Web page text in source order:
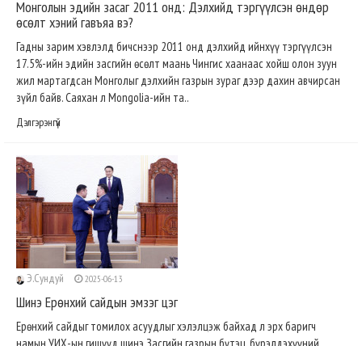
Монголын эдийн засаг 2011 онд: Дэлхийд тэргүүлсэн өндөр
өсөлт хэний гавъяа вэ?
Гадны зарим хэвлэлд бичснээр 2011 онд дэлхийд ийнхүү тэргүүлсэн
17.5%-ийн эдийн засгийн өсөлт маань Чингис хаанаас хойш олон зуун
жил мартагдсан Монголыг дэлхийн газрын зураг дээр дахин авчирсан
зүйл байв. Саяхан л Mongolia-ийн та..
Дэлгэрэнгүй
Э.Сундуй 2025-06-13
Шинэ Ерөнхий сайдын эмзэг цэг
Ерөнхий сайдыг томилох асуудлыг хэлэлцэж байхад л эрх баригч